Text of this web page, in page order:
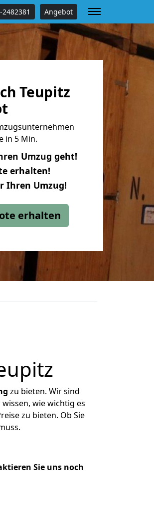
Angebot
Teupitz
in 5 Min.
Umzug geht!
erhalten!
Ihren Umzug!
erhalten
zu bieten. Wir sind
wie wichtig es
zu bieten. Ob Sie
Sie uns noch